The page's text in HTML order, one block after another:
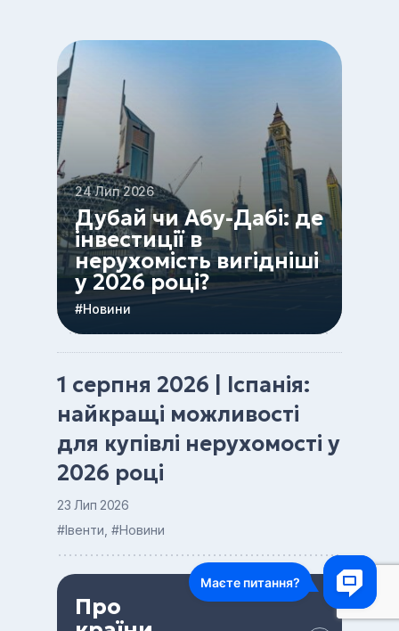
Про
24 Лип 2026
Дубай чи Абу-Дабі: де
інвестиції в
нерухомість вигідніші
у 2026 році?
Новини
23 Лип 2026
1 серпня 2026 | Іспанія:
найкращі можливості
для купівлі нерухомості у
2026 році
Івенти Новини